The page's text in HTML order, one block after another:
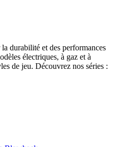
durabilité et des performances
électriques, à gaz et à
de jeu. Découvrez nos séries :